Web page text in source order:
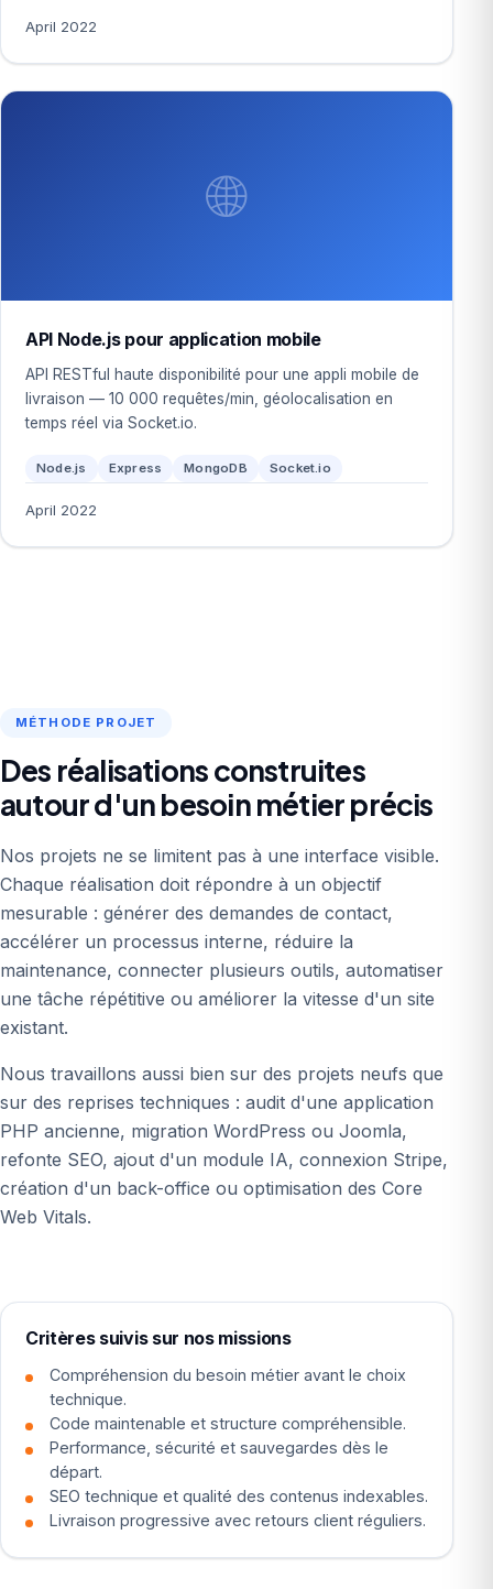
April 2022
🌐
API Node.js pour application mobile
API RESTful haute disponibilité pour une appli mobile de
livraison — 10 000 requêtes/min, géolocalisation en
temps réel via Socket.io.
Node.js Express MongoDB Socket.io
April 2022
MÉTHODE PROJET
Des réalisations construites
autour d'un besoin métier précis
Nos projets ne se limitent pas à une interface visible.
Chaque réalisation doit répondre à un objectif
mesurable : générer des demandes de contact,
accélérer un processus interne, réduire la
maintenance, connecter plusieurs outils, automatiser
une tâche répétitive ou améliorer la vitesse d'un site
existant.
Nous travaillons aussi bien sur des projets neufs que
sur des reprises techniques : audit d'une application
PHP ancienne, migration WordPress ou Joomla,
refonte SEO, ajout d'un module IA, connexion Stripe,
création d'un back-office ou optimisation des Core
Web Vitals.
Critères suivis sur nos missions
Compréhension du besoin métier avant le choix
technique.
Code maintenable et structure compréhensible.
Performance, sécurité et sauvegardes dès le
départ.
SEO technique et qualité des contenus indexables.
Livraison progressive avec retours client réguliers.